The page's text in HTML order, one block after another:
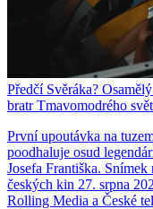
Předčí Svěráka?
bratr Tmavomodrého
První upoutávka na
poodhaluje osud
Josefa Františka.
českých kin 27. srpna
Rolling Media a České